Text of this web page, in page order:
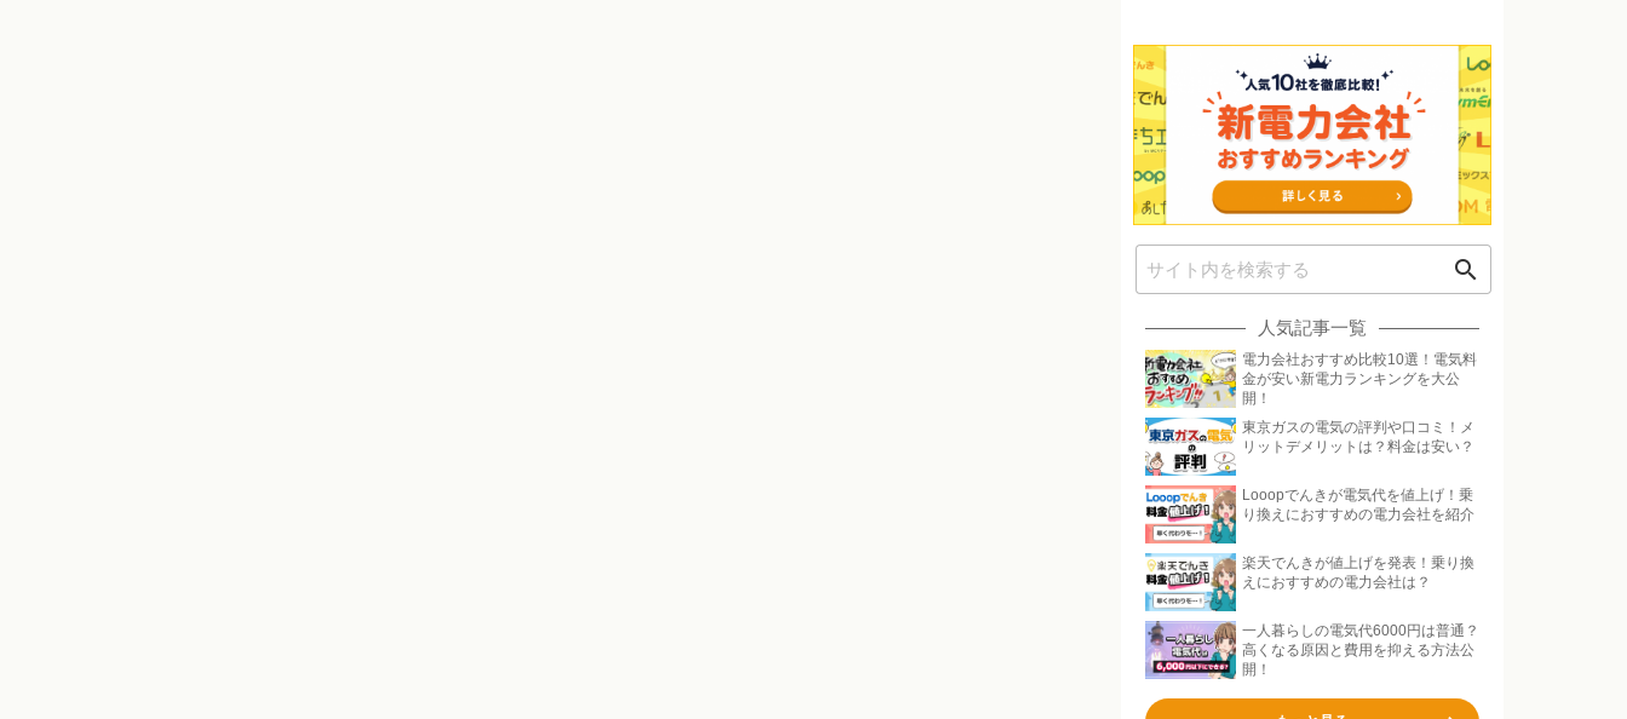
search
人気記事一覧
電力会社おすすめ比較10選！電気料
金が安い新電力ランキングを大公
開！
東京ガスの電気の評判や口コミ！メ
リットデメリットは？料金は安い？
Looopでんきが電気代を値上げ！乗
り換えにおすすめの電力会社を紹介
楽天でんきが値上げを発表！乗り換
えにおすすめの電力会社は？
一人暮らしの電気代6000円は普通？
高くなる原因と費用を抑える方法公
開！